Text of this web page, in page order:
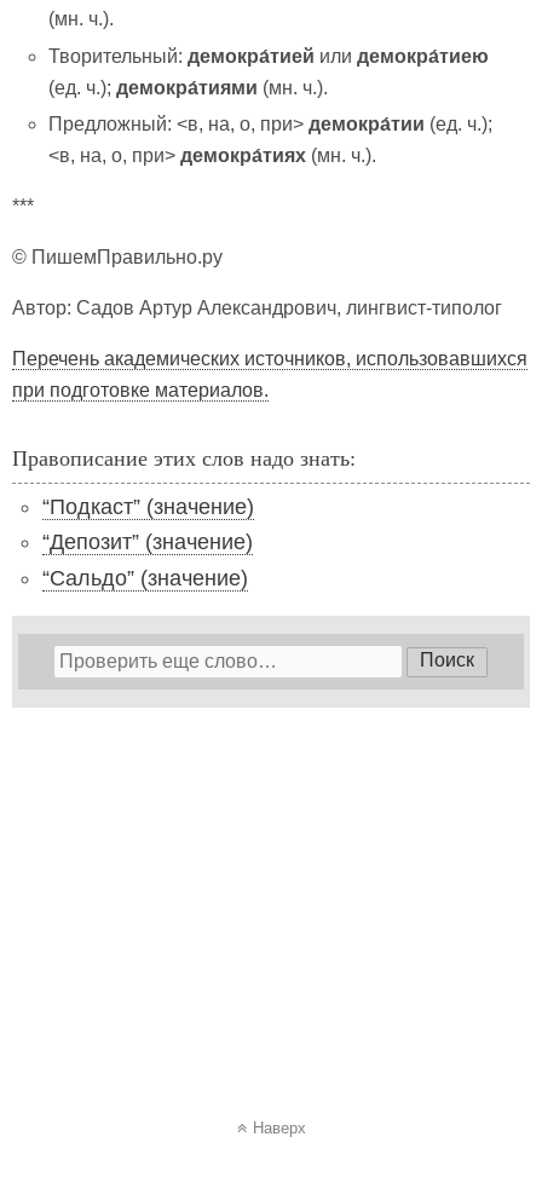
(мн. ч.).
Творительный:демокра́тией илидемокра́тиею
(ед. ч.);демокра́тиями (мн. ч.).
Предложный: <в, на, о, при>демокра́тии (ед. ч.);
<в, на, о, при>демокра́тиях (мн. ч.).
***
© ПишемПравильно.ру
Автор: Садов Артур Александрович, лингвист-типолог
Перечень академических источников, использовавшихся
при подготовке материалов.
Правописание этих слов надо знать:
“Подкаст” (значение)
“Депозит” (значение)
“Сальдо” (значение)
Наверх